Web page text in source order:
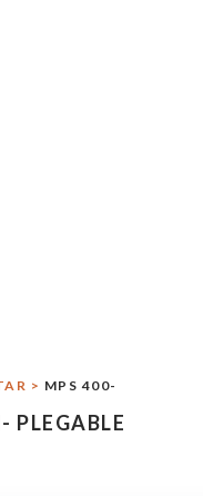
> MPS 400-
PLEGABLE